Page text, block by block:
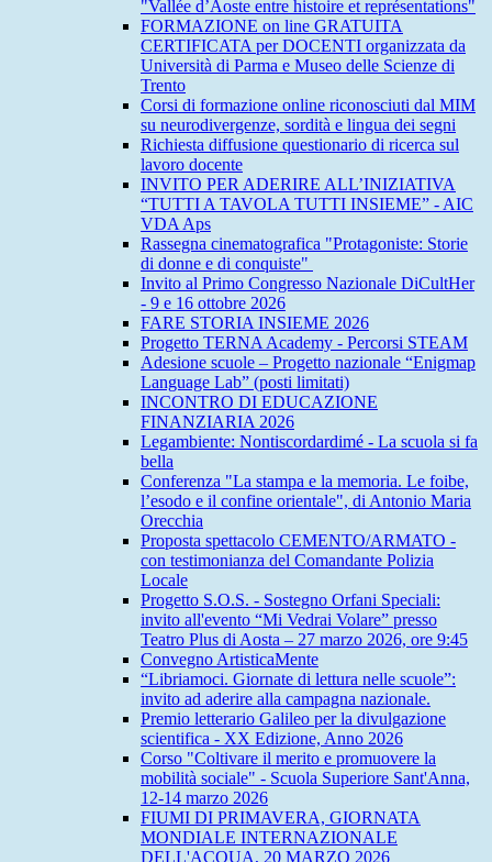
"Vallée d’Aoste entre histoire et représentations"
FORMAZIONE on line GRATUITA
CERTIFICATA per DOCENTI organizzata da
Università di Parma e Museo delle Scienze di
Trento
Corsi di formazione online riconosciuti dal MIM
su neurodivergenze, sordità e lingua dei segni
Richiesta diffusione questionario di ricerca sul
lavoro docente
INVITO PER ADERIRE ALL’INIZIATIVA
“TUTTI A TAVOLA TUTTI INSIEME” - AIC
VDA Aps
Rassegna cinematografica "Protagoniste: Storie
di donne e di conquiste"
Invito al Primo Congresso Nazionale DiCultHer
- 9 e 16 ottobre 2026
FARE STORIA INSIEME 2026
Progetto TERNA Academy - Percorsi STEAM
Adesione scuole – Progetto nazionale “Enigmap
Language Lab” (posti limitati)
INCONTRO DI EDUCAZIONE
FINANZIARIA 2026
Legambiente: Nontiscordardimé - La scuola si fa
bella
Conferenza "La stampa e la memoria. Le foibe,
l’esodo e il confine orientale", di Antonio Maria
Orecchia
Proposta spettacolo CEMENTO/ARMATO -
con testimonianza del Comandante Polizia
Locale
Progetto S.O.S. - Sostegno Orfani Speciali:
invito all'evento “Mi Vedrai Volare” presso
Teatro Plus di Aosta – 27 marzo 2026, ore 9:45
Convegno ArtisticaMente
“Libriamoci. Giornate di lettura nelle scuole”:
invito ad aderire alla campagna nazionale.
Premio letterario Galileo per la divulgazione
scientifica - XX Edizione, Anno 2026
Corso "Coltivare il merito e promuovere la
mobilità sociale" - Scuola Superiore Sant'Anna,
12-14 marzo 2026
FIUMI DI PRIMAVERA, GIORNATA
MONDIALE INTERNAZIONALE
DELL'ACQUA, 20 MARZO 2026